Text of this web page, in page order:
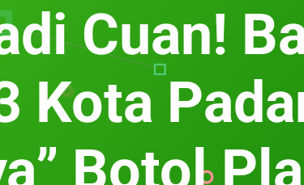
Cuan!
Kota
Botol